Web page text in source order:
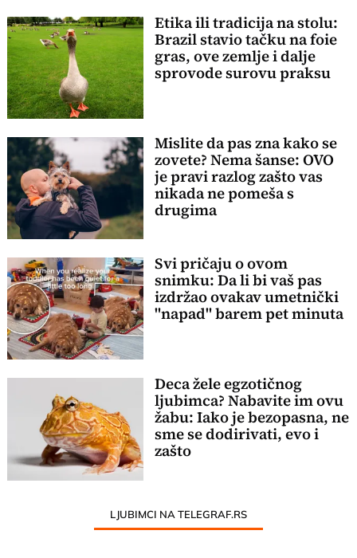
Etika ili tradicija na stolu:
Brazil stavio tačku na foie
gras, ove zemlje i dalje
sprovode surovu praksu
Mislite da pas zna kako se
zovete? Nema šanse: OVO
je pravi razlog zašto vas
nikada ne pomeša s
drugima
Svi pričaju o ovom
snimku: Da li bi vaš pas
izdržao ovakav umetnički
"napad" barem pet minuta
Deca žele egzotičnog
ljubimca? Nabavite im ovu
žabu: Iako je bezopasna, ne
sme se dodirivati, evo i
zašto
LJUBIMCI NA TELEGRAF.RS